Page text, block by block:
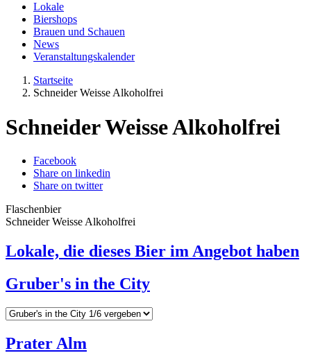
Lokale
Biershops
Brauen und Schauen
News
Veranstaltungskalender
Startseite
Schneider Weisse Alkoholfrei
Schneider Weisse Alkoholfrei
Facebook
Share on linkedin
Share on twitter
Flaschenbier
Schneider Weisse Alkoholfrei
Lokale, die dieses Bier im Angebot haben
Gruber's in the City
Prater Alm